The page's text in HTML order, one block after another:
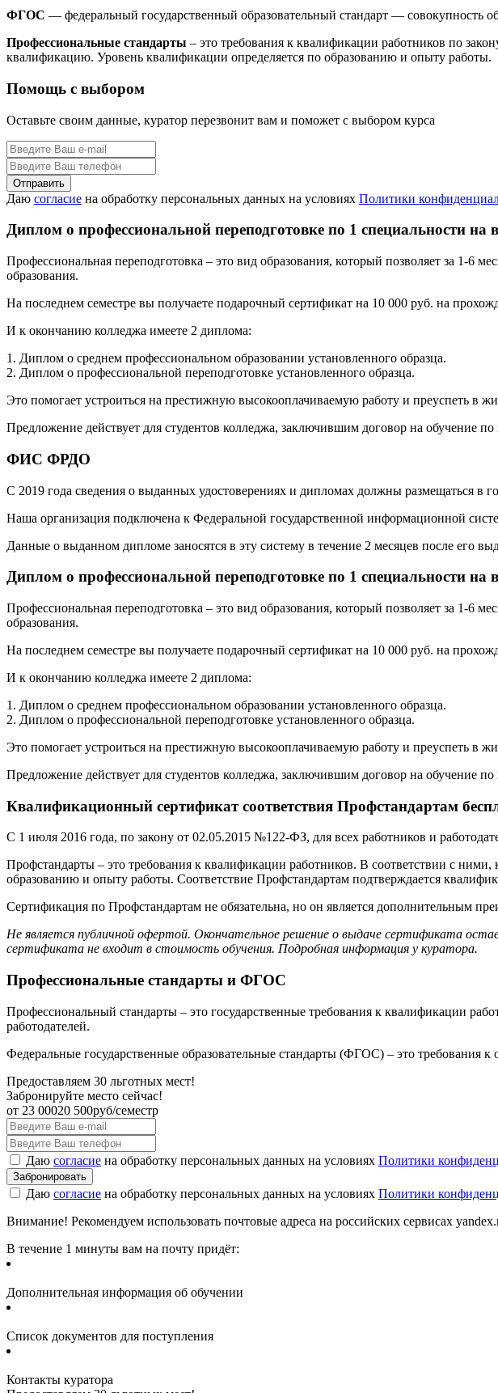
ФГОС — федеральный государственный образовательный стандарт — совокупность
Профессиональные стандарты – это требования к квалификации работников по
квалификацию. Уровень квалификации определяется по образованию и опыту работы.
Помощь с выбором
Оставьте своим данные, куратор перезвонит вам и поможет с выбором курса
Даю согласие на обработку персональных данных на условиях Политики
Диплом о профессиональной переподготовке по 1 специальности на
Профессиональная переподготовка – это вид образования, который позволяет за 1-6
образования.
На последнем семестре вы получаете подарочный сертификат на 10 000 руб. на
И к окончанию колледжа имеете 2 диплома:
1. Диплом о среднем профессиональном образовании установленного образца.
2. Диплом о профессиональной переподготовке установленного образца.
Это помогает устроиться на престижную высокооплачиваемую работу и преуспеть в
Предложение действует для студентов колледжа, заключившим договор на обучение
ФИС ФРДО
С 2019 года сведения о выданных удостоверениях и дипломах должны размещаться в
Наша организация подключена к Федеральной государственной информационной
Данные о выданном дипломе заносятся в эту систему в течение 2 месяцев после его
Диплом о профессиональной переподготовке по 1 специальности на
Профессиональная переподготовка – это вид образования, который позволяет за 1-6
образования.
На последнем семестре вы получаете подарочный сертификат на 10 000 руб. на
И к окончанию колледжа имеете 2 диплома:
1. Диплом о среднем профессиональном образовании установленного образца.
2. Диплом о профессиональной переподготовке установленного образца.
Это помогает устроиться на престижную высокооплачиваемую работу и преуспеть в
Предложение действует для студентов колледжа, заключившим договор на обучение
Квалификационный сертификат соответствия Профстандартам
С 1 июля 2016 года, по закону от 02.05.2015 №122-ФЗ, для всех работников и
Профстандарты – это требования к квалификации работников. В соответствии с
образованию и опыту работы. Соответствие Профстандартам подтверждается
Сертификация по Профстандартам не обязательна, но он является дополнительным
Не является публичной офертой. Окончательное решение о выдаче сертификата
сертификата не входит в стоимость обучения. Подробная информация у куратора.
Профессиональные стандарты и ФГОС
Профессиональный стандарты – это государственные требования к квалификации
работодателей.
Федеральные государственные образовательные стандарты (ФГОС) – это требования
Предоставляем 30 льготных мест!
Забронируйте место сейчас!
от 23 00020 500руб/семестр
Даю согласие на обработку персональных данных на условиях Политики
Даю согласие на обработку персональных данных на условиях Политики
Внимание! Рекомендуем использовать почтовые адреса на российских сервисах
В течение 1 минуты вам на почту придёт:
Дополнительная информация об обучении
Список документов для поступления
Контакты куратора